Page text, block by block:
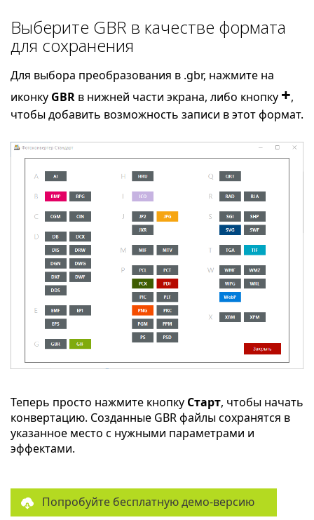
Выберите GBR в качестве формата
для сохранения
Для выбора преобразования в .gbr, нажмите на
иконку GBR в нижней части экрана, либо кнопку +,
чтобы добавить возможность записи в этот формат.
Теперь просто нажмите кнопку Старт, чтобы начать
конвертацию. Созданные GBR файлы сохранятся в
указанное место с нужными параметрами и
эффектами.
Попробуйте бесплатную демо-версию